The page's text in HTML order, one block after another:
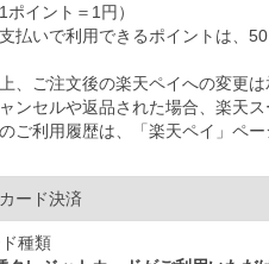
ポイント＝1円）
払いで利用できるポイントは、
、ご注文後の楽天ペイへの変更は
ンセルや返品された場合、楽天
ご利用履歴は、「楽天ペイ」ペ
ード決済